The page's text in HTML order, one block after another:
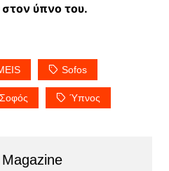
ύπνο του.
Sofos
Σοφός Ύπνος